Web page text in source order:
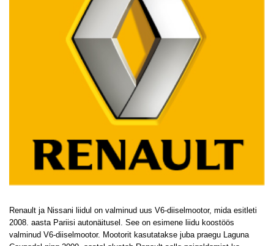
Renault ja Nissani liidul on valminud uus V6-diiselmootor, mida esitleti
2008. aasta Pariisi autonäitusel. See on esimene liidu koostöös
valminud V6-diiselmootor. Mootorit kasutatakse juba praegu Laguna